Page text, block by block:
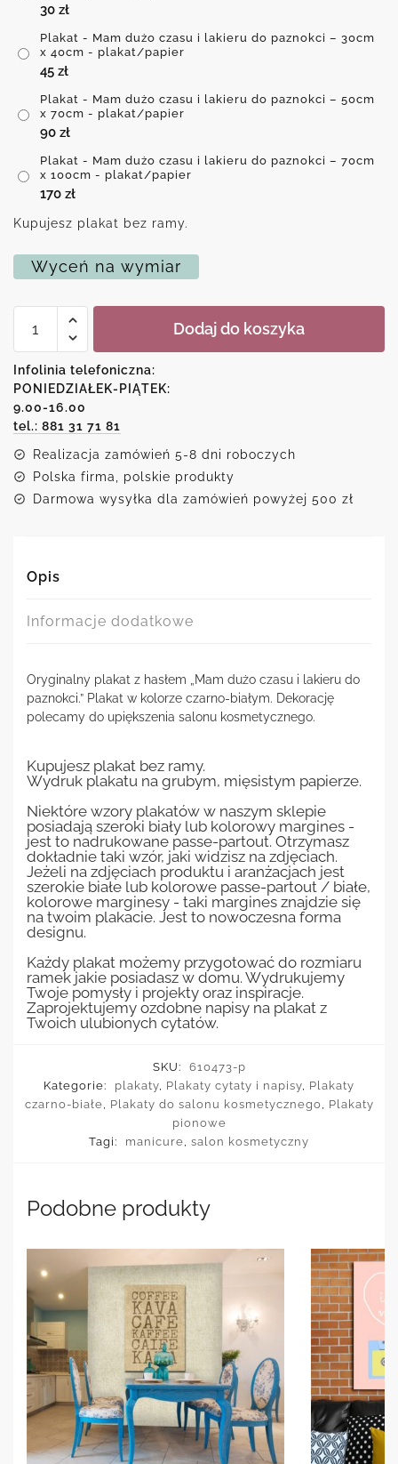
30 zł
Plakat - Mam dużo czasu i lakieru do paznokci – 30cm
x 40cm - plakat/papier
45 zł
Plakat - Mam dużo czasu i lakieru do paznokci – 50cm
x 70cm - plakat/papier
90 zł
Plakat - Mam dużo czasu i lakieru do paznokci – 70cm
x 100cm - plakat/papier
170 zł
Kupujesz plakat bez ramy.
Wyceń na wymiar
ilość
Plakat
dużo
czasu
i
lakieru
paznokci
Dodaj do koszyka
Infolinia telefoniczna:
PONIEDZIAŁEK-PIĄTEK:
9.00-16.00
tel.: 881 31 71 81
Realizacja zamówień 5-8 dni roboczych
Polska firma, polskie produkty
Darmowa wysyłka dla zamówień powyżej 500 zł
Opis
Informacje dodatkowe
Oryginalny plakat z hasłem „Mam dużo czasu i lakieru do
paznokci.” Plakat w kolorze czarno-białym. Dekorację
polecamy do upiększenia salonu kosmetycznego.
Kupujesz plakat bez ramy.
Wydruk plakatu na grubym, mięsistym papierze.
Niektóre wzory plakatów w naszym sklepie
posiadają szeroki biały lub kolorowy margines -
jest to nadrukowane passe-partout. Otrzymasz
dokładnie taki wzór, jaki widzisz na zdjęciach.
Jeżeli na zdjęciach produktu i aranżacjach jest
szerokie białe lub kolorowe passe-partout / białe,
kolorowe marginesy - taki margines znajdzie się
na twoim plakacie. Jest to nowoczesna forma
designu.
Każdy plakat możemy przygotować do rozmiaru
ramek jakie posiadasz w domu. Wydrukujemy
Twoje pomysły i projekty oraz inspiracje.
Zaprojektujemy ozdobne napisy na plakat z
Twoich ulubionych cytatów.
SKU:
610473-p
Kategorie:
plakaty Plakaty cytaty i napisy Plakaty
czarno-białe
Plakaty do salonu kosmetycznego
Plakaty
pionowe
Tagi:
manicure salon kosmetyczny
Podobne produkty